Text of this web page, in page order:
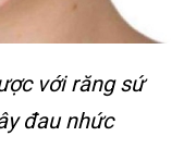
với răng sứ
đau nhức